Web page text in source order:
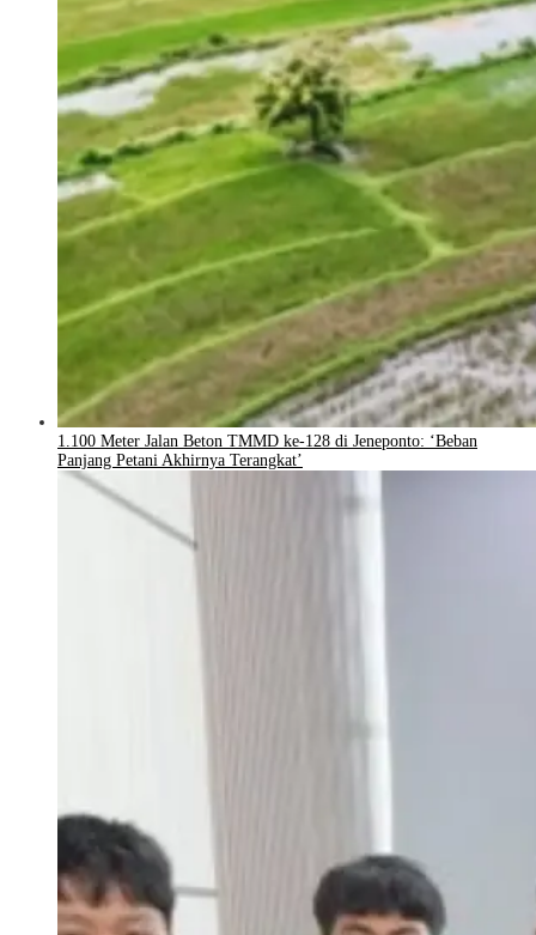
1.100 Meter Jalan Beton TMMD ke-128 di Jeneponto: ‘Beban
Panjang Petani Akhirnya Terangkat’